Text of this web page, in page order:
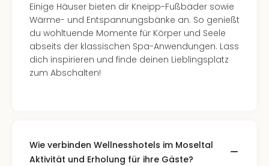
Einige Häuser bieten dir Kneipp-Fußbäder sowie
Wärme- und Entspannungsbänke an. So genießt
du wohltuende Momente für Körper und Seele
abseits der klassischen Spa-Anwendungen. Lass
dich inspirieren und finde deinen Lieblingsplatz
zum Abschalten!
Wie verbinden Wellnesshotels im Moseltal
Aktivität und Erholung für ihre Gäste?